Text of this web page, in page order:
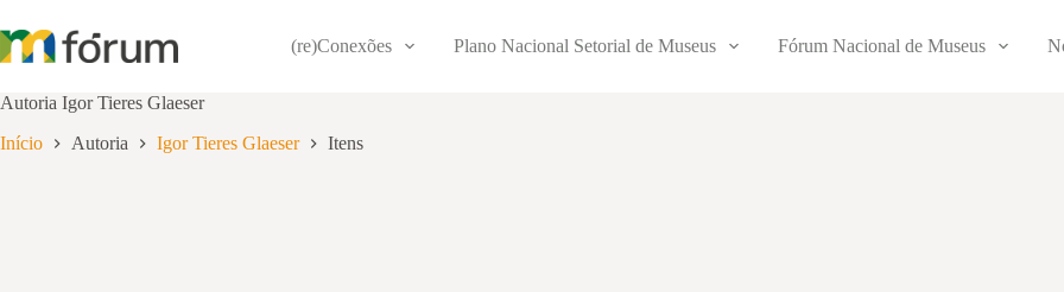
para
o
(re)Conexões Plano Nacional Setorial de Museus Fórum Nacional de Museus
Autoria Igor Tieres Glaeser
Início Autoria Igor Tieres Glaeser Itens